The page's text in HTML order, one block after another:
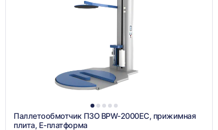
1 2 3 4 5
Паллетообмотчик ПЗО BPW-2000EC, прижимная
плита, Е-платформа